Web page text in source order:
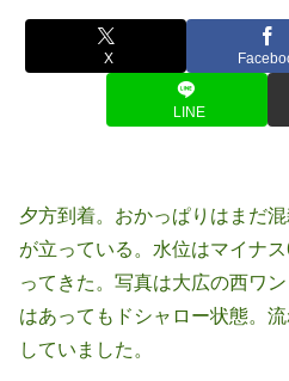
X
LINE
夕方到着。おかっぱりはまだ
が立っている。水位はマイナ
ってきた。写真は大広の西ワ
はあってもドシャロー状態。
していました。